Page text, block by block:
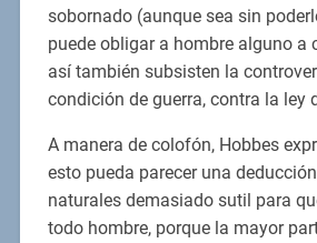
sobornado (aunque sea sin
puede obligar a hombre alguno a
así también subsisten la
condición de guerra, contra la ley
A manera de colofón, Hobbes
esto pueda parecer una
naturales demasiado sutil para
todo hombre, porque la mayor